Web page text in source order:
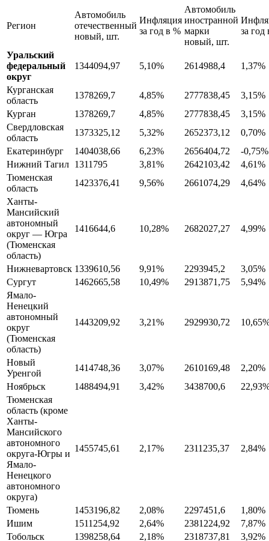
Регион
Автомобиль
отечественный
новый, шт.
Инфляция
за год в %
Автомобиль
иностранной
марки
новый, шт.
за год
Уральский
федеральный
округ
1344094,97 5,10% 2614988,4 1,37%
Курганская
область
1378269,7 4,85% 2777838,45
3,15%
Курган
1378269,7 4,85% 2777838,45
3,15%
Свердловская
область
1373325,12 5,32% 2652373,12
0,70%
Екатеринбург
1404038,66 6,23% 2656404,72
-0,75%
Нижний Тагил 1311795 3,81% 2642103,42
4,61%
Тюменская
область
1423376,41 9,56% 2661074,29
4,64%
Ханты-
Мансийский
автономный
округ — Югра
(Тюменская
область)
1416644,6 10,28% 2682027,27 4,99%
Нижневартовск 1339610,56 9,91% 2293945,2
3,05%
Сургут
1462665,58 10,49% 2913871,75
5,94%
Ямало-
Ненецкий
автономный
округ
(Тюменская
область)
1443209,92 3,21% 2929930,72
Новый
Уренгой
1414748,36 3,07% 2610169,48
2,20%
Ноябрьск
1488494,91 3,42% 3438700,6
Тюменская
область (кроме
Ханты-
Мансийского
автономного
округа-Югры и
Ямало-
Ненецкого
автономного
округа)
1455745,61 2,17% 2311235,37 2,84%
Тюмень 1453196,82 2,08% 2297451,6
1,80%
Ишим
1511254,92 2,64% 2381224,92
7,87%
Тобольск
1398258,64 2,18% 2318737,81 3,92%